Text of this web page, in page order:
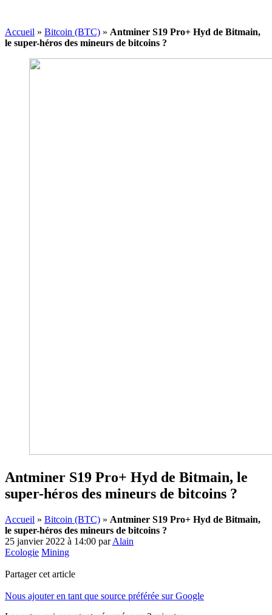
Accueil » Bitcoin (BTC) » Antminer S19 Pro+ Hyd de Bitmain,
le super-héros des mineurs de bitcoins ?
Antminer S19 Pro+ Hyd de Bitmain, le
super-héros des mineurs de bitcoins ?
Accueil » Bitcoin (BTC) » Antminer S19 Pro+ Hyd de Bitmain,
le super-héros des mineurs de bitcoins ?
25 janvier 2022 à 14:00 parAlain
Ecologie Mining
Partager cet article
Nous ajouter en tant que source préférée sur Google